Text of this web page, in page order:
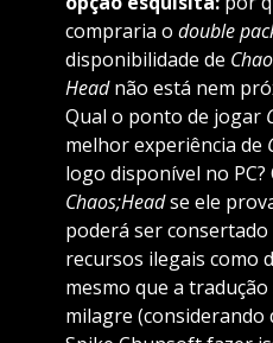
compraria o double
disponibilidade de
Headnão está nem
Qual o ponto de jogar
melhor experiência de
logo disponível no
Chaos;Headse ele
poderá ser
recursos ilegais como
mesmo que a
milagre (considerando